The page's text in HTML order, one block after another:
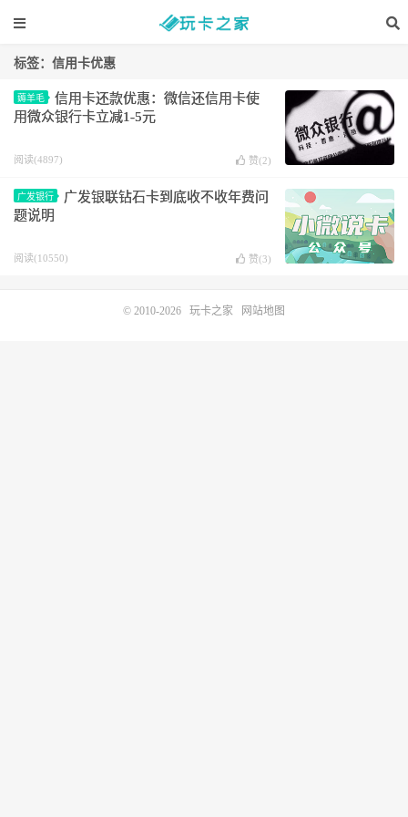
标签：信用卡优惠
薅羊毛
信用卡还款优惠：微信还信用卡使
用微众银行卡立减1-5元
阅读(4897) 赞(2)
广发银行
广发银联钻石卡到底收不收年费问
题说明
阅读(10550) 赞(3)
© 2010-2026 玩卡之家 网站地图